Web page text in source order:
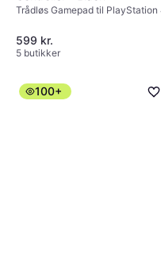
Trådløs Gamepad til PlayStation
599 kr.
5 butikker
100+
Overvej også
trådløs opladning.